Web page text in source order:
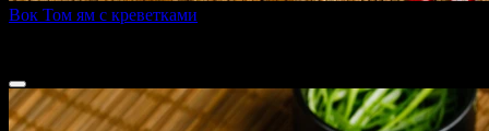
Вок Том ям с креветками